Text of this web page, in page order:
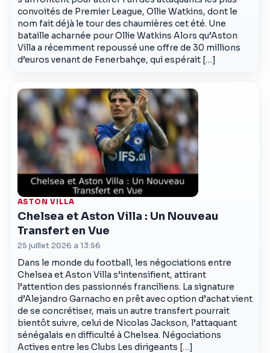
convoités de Premier League, Ollie Watkins, dont le
nom fait déjà le tour des chaumières cet été. Une
bataille acharnée pour Ollie Watkins Alors qu’Aston
Villa a récemment repoussé une offre de 30 millions
d’euros venant de Fenerbahçe, qui espérait […]
ASTON VILLA
Chelsea et Aston Villa : Un Nouveau
Transfert en Vue
25 juillet 2026 a 13:56
Dans le monde du football, les négociations entre
Chelsea et Aston Villa s’intensifient, attirant
l’attention des passionnés franciliens. La signature
d’Alejandro Garnacho en prêt avec option d’achat vient
de se concrétiser, mais un autre transfert pourrait
bientôt suivre, celui de Nicolas Jackson, l’attaquant
sénégalais en difficulté à Chelsea. Négociations
Actives entre les Clubs Les dirigeants […]